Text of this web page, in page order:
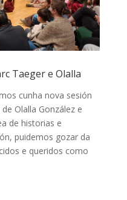
Taeger e Olalla
cunha nova sesión
Olalla González e
de historias e
puidemos gozar da
e queridos como